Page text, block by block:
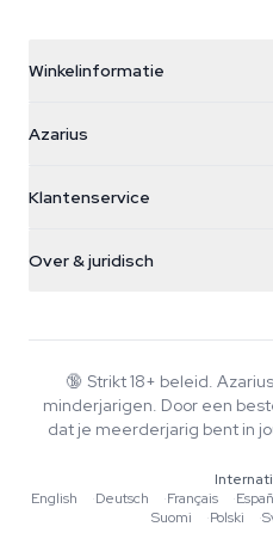
Winkelinformatie
Galvaniweg 11
Nederland
+31(0)204897914
Azarius
Smokeshop
Klantenservice
Retourbeleid
Veelgestelde vragen
Privacybeleid
Over & juridisch
Wiki
Muziek
Redactionele normen
Tools & Calculators
🔞 Strikt 18+ beleid.
minderjarigen. Door een
dat je meerderjarig bent in
English
·Deutsch ·Français ·
Suomi
·Polski ·